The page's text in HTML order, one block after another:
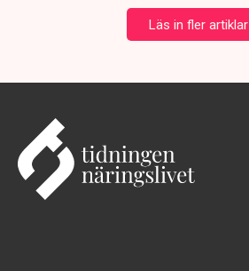
Läs in fler artiklar